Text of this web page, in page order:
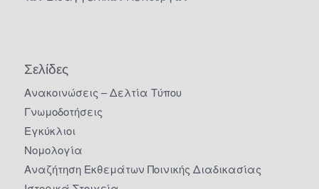
Σελίδες
Ανακοινώσεις – Δελτία Τύπου
Γνωμοδοτήσεις
Εγκύκλιοι
Νομολογία
Αναζήτηση Εκθεμάτων Ποινικής Διαδικασίας